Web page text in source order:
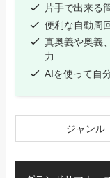
片手で出来る
便利な自動周
真奥義や奥義
力
AIを使って自
ジャンル